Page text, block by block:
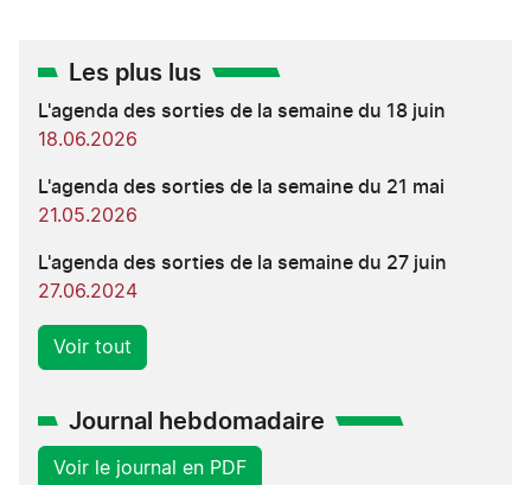
Les plus lus
L'agenda des sorties de la semaine du 18 juin
18.06.2026
L'agenda des sorties de la semaine du 21 mai
21.05.2026
L'agenda des sorties de la semaine du 27 juin
27.06.2024
Voir tout
Journal hebdomadaire
Voir le journal en PDF